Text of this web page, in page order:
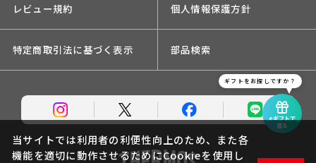
レビュー規約 個人情報保護方針
特定商取引法に基づく表示 部品検索
当サイトでは利用者の利便性向上のため、また各
機能を適切に動作させるためにCookieを使用し
eギフトで
贈る
ギフトをお探しですか？